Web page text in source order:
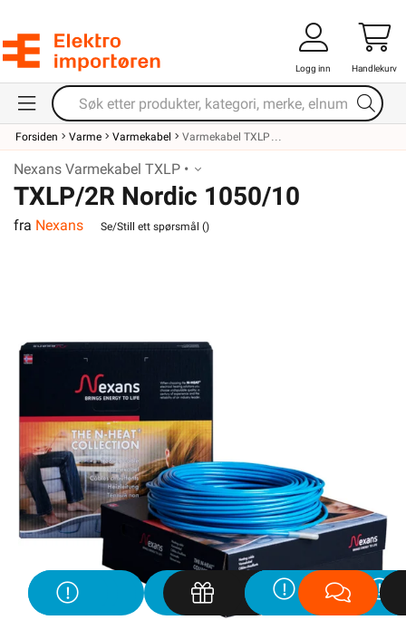
Logg inn Handlekurv
Forsiden Varme Varmekabel Varmekabel TXLP
Nexans Varmekabel TXLP •
TXLP/2R Nordic 1050/10
fra Nexans Se/Still ett spørsmål ()